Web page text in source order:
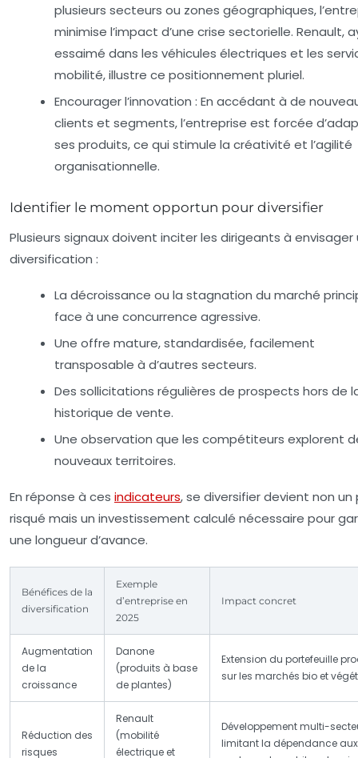
plusieurs secteurs ou zones géographiques,
minimise l’impact d’une crise sectorielle. Renault,
essaimé dans les véhicules électriques et les
mobilité, illustre ce positionnement pluriel.
Encourager l’innovation : En accédant à de
clients et segments, l’entreprise est forcée
ses produits, ce qui stimule la créativité et l’agilité
organisationnelle.
Identifier le moment opportun pour diversifier
Plusieurs signaux doivent inciter les dirigeants à envisager
diversification :
La décroissance ou la stagnation du marché
face à une concurrence agressive.
Une offre mature, standardisée, facilement
transposable à d’autres secteurs.
Des sollicitations régulières de prospects hors de
historique de vente.
Une observation que les compétiteurs explorent
nouveaux territoires.
En réponse à ces indicateurs, se diversifier devient non un
risqué mais un investissement calculé nécessaire pour
une longueur d’avance.
Bénéfices de la
diversification
Exemple
d’entreprise en
2025
Impact concret
Augmentation
de la
croissance
Danone
(produits à base
de plantes)
Extension du portefeuille
sur les marchés bio et
Réduction des
risques
Renault
(mobilité
électrique et
Développement multi-
limitant la dépendance aux